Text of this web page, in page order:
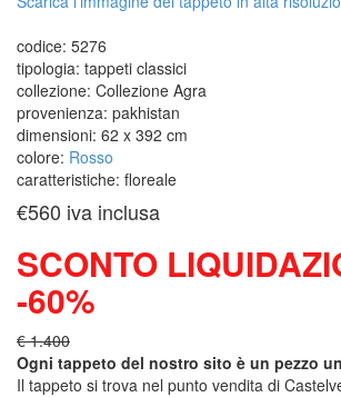
codice: 5276
tipologia: tappeti classici
collezione: Collezione Agra
provenienza: pakhistan
dimensioni: 62 x 392 cm
colore: Rosso
caratteristiche: floreale
€560 iva inclusa
SCONTO
-60%
€ 1.400
Ogni tappeto del nostro sito è un pezzo
Il tappeto si trova nel punto vendita di